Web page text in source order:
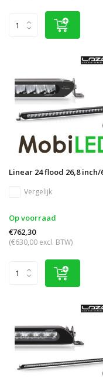
Linear 24 flood 26,8 inch/
Vergelijk
Op voorraad
€762,30
(€630,00 excl. BTW)